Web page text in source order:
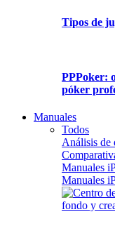
Tipos de
PPPoker:
póker
Manuales
Todos
Análisis de
Manuales
Manuales